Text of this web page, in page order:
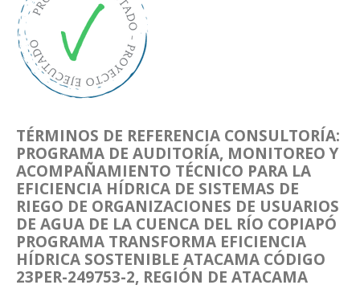
TÉRMINOS DE REFERENCIA CONSULTORÍA:
PROGRAMA DE AUDITORÍA, MONITOREO Y
ACOMPAÑAMIENTO TÉCNICO PARA LA
EFICIENCIA HÍDRICA DE SISTEMAS DE
RIEGO DE ORGANIZACIONES DE USUARIOS
DE AGUA DE LA CUENCA DEL RÍO COPIAPÓ
PROGRAMA TRANSFORMA EFICIENCIA
HÍDRICA SOSTENIBLE ATACAMA CÓDIGO
23PER-249753-2, REGIÓN DE ATACAMA